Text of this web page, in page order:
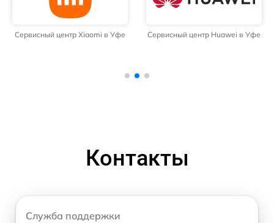
Сервисный центр Xiaomi в Уфе Сервисный центр Huawei в Уфе
Контакты
Служба поддержки